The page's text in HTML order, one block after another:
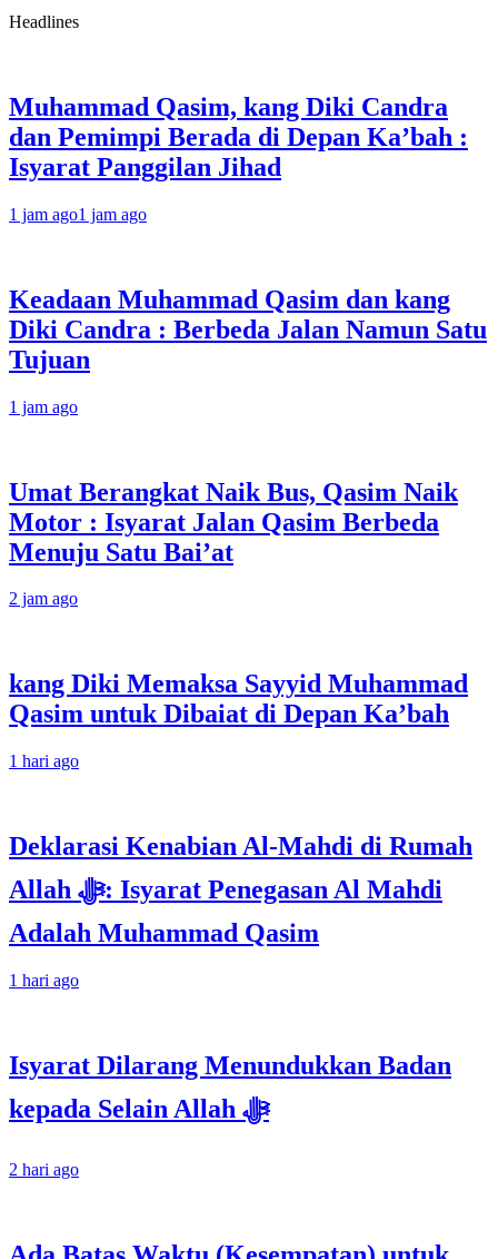
Headlines
Muhammad Qasim, kang Diki Candra
dan Pemimpi Berada di Depan Ka’bah :
Isyarat Panggilan Jihad
1 jam ago1 jam ago
Keadaan Muhammad Qasim dan kang
Diki Candra : Berbeda Jalan Namun Satu
Tujuan
1 jam ago
Umat Berangkat Naik Bus, Qasim Naik
Motor : Isyarat Jalan Qasim Berbeda
Menuju Satu Bai’at
2 jam ago
kang Diki Memaksa Sayyid Muhammad
Qasim untuk Dibaiat di Depan Ka’bah
1 hari ago
Deklarasi Kenabian Al-Mahdi di Rumah
Allah ﷻ: Isyarat Penegasan Al Mahdi
Adalah Muhammad Qasim
1 hari ago
Isyarat Dilarang Menundukkan Badan
kepada Selain Allah ﷻ
2 hari ago